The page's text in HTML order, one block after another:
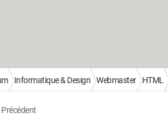
Informatique & Design Webmaster HTML